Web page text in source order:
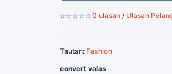
0 ulasan / Ulasan
Tautan: Fashion
convert valas